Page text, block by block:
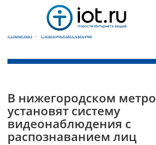
Главная / Городская среда
В нижегородском метро
установят систему
видеонаблюдения с
распознаванием лиц